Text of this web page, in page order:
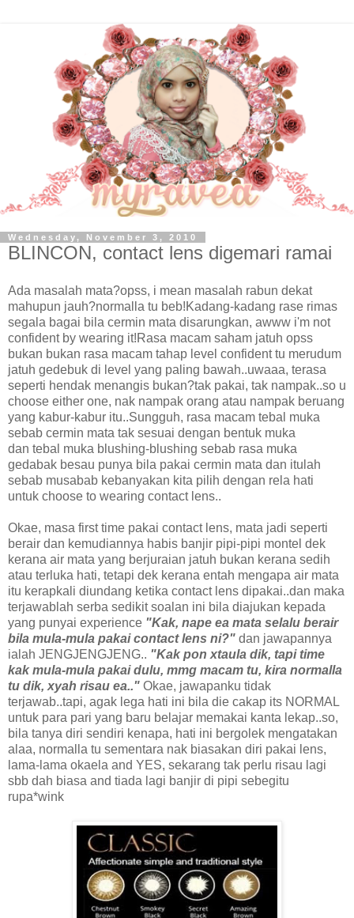
Wednesday, November 3, 2010
BLINCON, contact lens digemari ramai
Ada masalah mata?opss, i mean masalah rabun dekat
mahupun jauh?normalla tu beb!Kadang-kadang rase rimas
segala bagai bila cermin mata disarungkan, awww i'm not
confident by wearing it!Rasa macam saham jatuh opss
bukan bukan rasa macam tahap level confident tu merudum
jatuh gedebuk di level yang paling bawah..uwaaa, terasa
seperti hendak menangis bukan?tak pakai, tak nampak..so u
choose either one, nak nampak orang atau nampak beruang
yang kabur-kabur itu..Sungguh, rasa macam tebal muka
sebab cermin mata tak sesuai dengan bentuk muka
dan tebal muka blushing-blushing sebab rasa muka
gedabak besau punya bila pakai cermin mata dan itulah
sebab musabab kebanyakan kita pilih dengan rela hati
untuk choose to wearing contact lens..
Okae, masa first time pakai contact lens, mata jadi seperti
berair dan kemudiannya habis banjir pipi-pipi montel dek
kerana air mata yang berjuraian jatuh bukan kerana sedih
atau terluka hati, tetapi dek kerana entah mengapa air mata
itu kerapkali diundang ketika contact lens dipakai..dan maka
terjawablah serba sedikit soalan ini bila diajukan kepada
yang punyai experience "Kak, nape ea mata selalu berair
bila mula-mula pakai contact lens ni?" dan jawapannya
ialah JENGJENGJENG.. "Kak pon xtaula dik, tapi time
kak mula-mula pakai dulu, mmg macam tu, kira normalla
tu dik, xyah risau ea.." Okae, jawapanku tidak
terjawab..tapi, agak lega hati ini bila die cakap its NORMAL
untuk para pari yang baru belajar memakai kanta lekap..so,
bila tanya diri sendiri kenapa, hati ini bergolek mengatakan
alaa, normalla tu sementara nak biasakan diri pakai lens,
lama-lama okaela and YES, sekarang tak perlu risau lagi
sbb dah biasa and tiada lagi banjir di pipi sebegitu
rupa*wink